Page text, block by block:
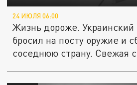
24 ИЮЛЯ 06:00
Жизнь дороже. Украинский
бросил на посту оружие и
соседнюю страну. Свежая